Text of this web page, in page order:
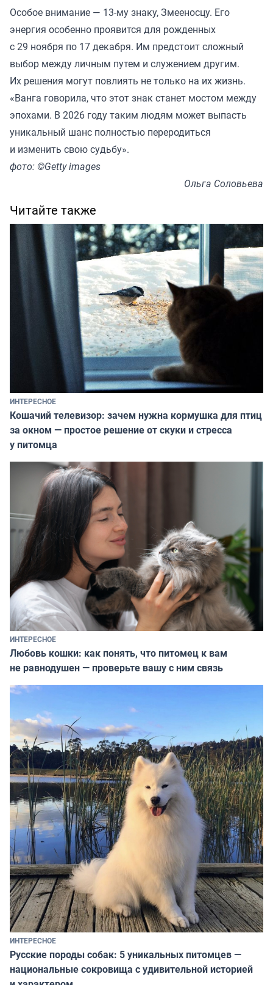
Особое внимание — 13-му знаку, Змееносцу. Его
энергия особенно проявится для рожденных
с 29 ноября по 17 декабря. Им предстоит сложный
выбор между личным путем и служением другим.
Их решения могут повлиять не только на их жизнь.
«Ванга говорила, что этот знак станет мостом между
эпохами. В 2026 году таким людям может выпасть
уникальный шанс полностью переродиться
и изменить свою судьбу».
фото: ©Getty images
Ольга Соловьева
Читайте также
ИНТЕРЕСНОЕ
Кошачий телевизор: зачем нужна кормушка для птиц
за окном — простое решение от скуки и стресса
у питомца
ИНТЕРЕСНОЕ
Любовь кошки: как понять, что питомец к вам
не равнодушен — проверьте вашу с ним связь
ИНТЕРЕСНОЕ
Русские породы собак: 5 уникальных питомцев —
национальные сокровища с удивительной историей